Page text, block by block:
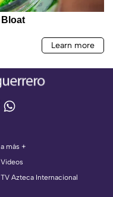
a más +
Videos
TV Azteca Internacional